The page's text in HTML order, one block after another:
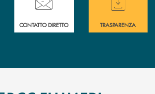
CONTATTO DIRETTO TRASPARENZA